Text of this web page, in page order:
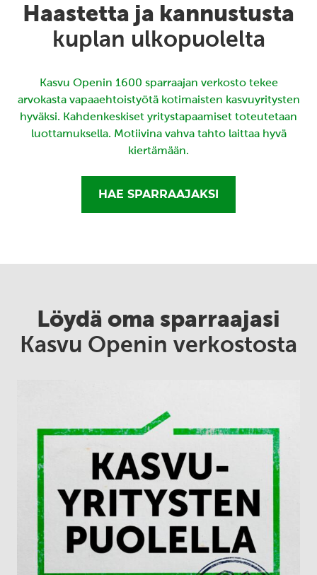
Haastetta ja kannustusta
kuplan ulkopuolelta
Kasvu Openin 1600 sparraajan verkosto tekee
arvokasta vapaaehtoistyötä kotimaisten kasvuyritysten
hyväksi. Kahdenkeskiset yritystapaamiset toteutetaan
luottamuksella. Motiivina vahva tahto laittaa hyvä
kiertämään.
HAE SPARRAAJAKSI
Löydä oma sparraajasi
Kasvu Openin verkostosta